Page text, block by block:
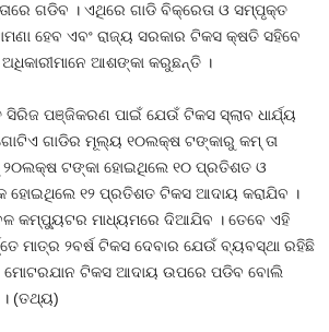
ଗଡିବ । ଏଥିରେ ଗାଡି ବିକ୍ରେତା ଓ ସମ୍ପୃକ୍ତ
ହେବ ଏବଂ ରାଜ୍ୟ ସରକାର ଟିକସ କ୍ଷତି ସହିବେ
ଆଶଙ୍କା କରୁଛନ୍ତି ।
ପଞ୍ଜିକରଣ ପାଇଁ ଯେଉଁ ଟିକସ ସ୍ଲାବ ଧାର୍ଯ୍ୟ
ଗାଡିର ମୂଲ୍ୟ ୧୦ଲକ୍ଷ ଟଙ୍କାରୁ କମ୍‍ ତା
୨୦ଲକ୍ଷ ଟଙ୍କା ହୋଇଥିଲେ ୧୦ ପ୍ରତିଶତ ଓ
ହୋଇଥିଲେ ୧୨ ପ୍ରତିଶତ ଟିକସ ଆଦାୟ କରାଯିବ ।
କମ୍ପ୍ୟୁଟର ମାଧ୍ୟମରେ ଦିଆଯିବ । ତେବେ ଏହି
ମାତ୍ର ୨ବର୍ଷ ଟିକସ ଦେବାର ଯେଉଁ ବ୍ୟବସ୍ଥା ରହିଛି
ମୋଟରଯାନ ଟିକସ ଆଦାୟ ଉପରେ ପଡିବ ବୋଲି
(ତଥ୍ୟ)